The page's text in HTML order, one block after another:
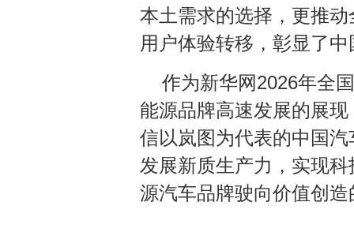
本土需求的选择，更推
用户体验转移，彰显了
作为新华网2026年全
能源品牌高速发展的展现
信以岚图为代表的中国
发展新质生产力，实现
源汽车品牌驶向价值创